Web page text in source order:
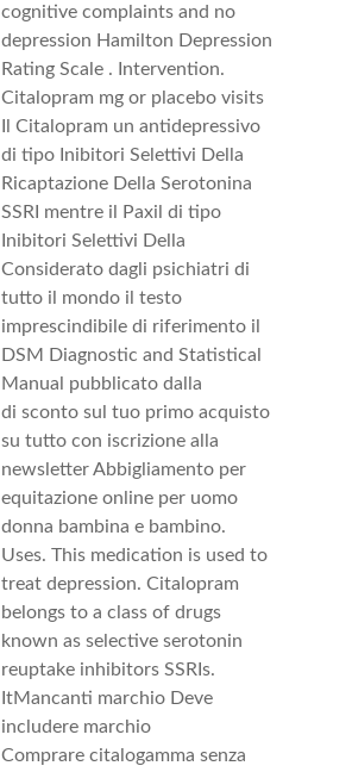
cognitive complaints and no
depression Hamilton Depression
Rating Scale . Intervention.
Citalopram mg or placebo visits
Il Citalopram un antidepressivo
di tipo Inibitori Selettivi Della
Ricaptazione Della Serotonina
SSRI mentre il Paxil di tipo
Inibitori Selettivi Della
Considerato dagli psichiatri di
tutto il mondo il testo
imprescindibile di riferimento il
DSM Diagnostic and Statistical
Manual pubblicato dalla
di sconto sul tuo primo acquisto
su tutto con iscrizione alla
newsletter Abbigliamento per
equitazione online per uomo
donna bambina e bambino.
Uses. This medication is used to
treat depression. Citalopram
belongs to a class of drugs
known as selective serotonin
reuptake inhibitors SSRIs.
ItMancanti marchio Deve
includere marchio
Comprare citalogamma senza